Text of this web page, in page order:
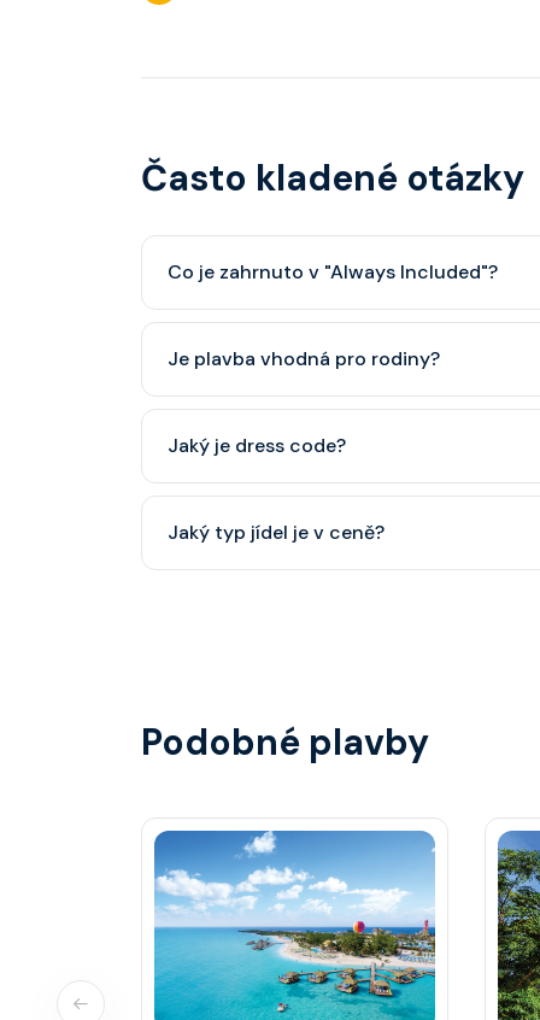
Často kladené otázky
Co je zahrnuto v "Always Included"?
Je plavba vhodná pro rodiny?
dětský klub (od 3 let).
Jaký je dress code?
smoking.
Jaký typ jídel je v ceně?
Podobné plavby